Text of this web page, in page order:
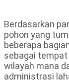
Berdasarkan
pohon yang
beberapa
sebagai
wilayah mana
administrasi